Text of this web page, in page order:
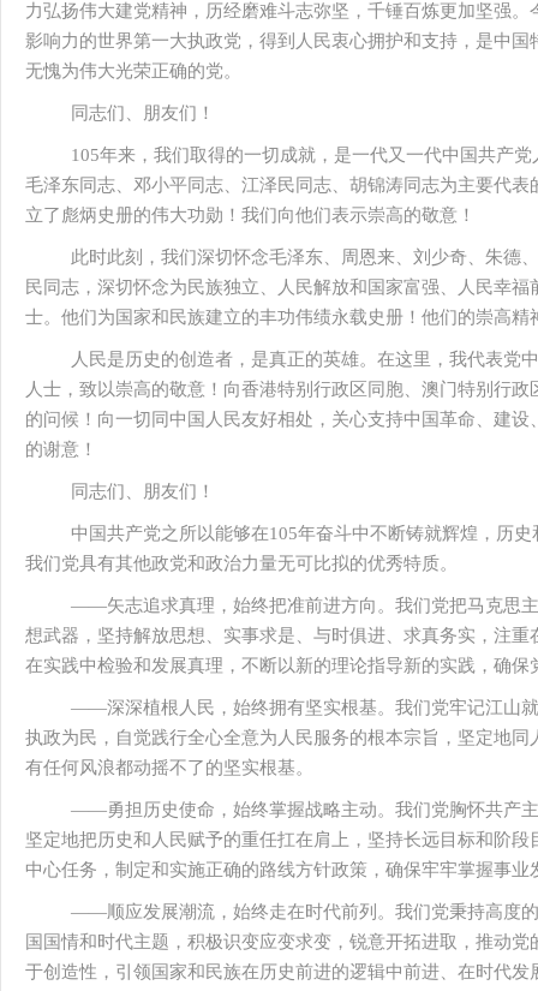
力弘扬伟大建党精神，历经磨难斗志弥坚，千锤百炼更加坚强
影响力的世界第一大执政党，得到人民衷心拥护和支持，是中
无愧为伟大光荣正确的党。
同志们、朋友们！
105年来，我们取得的一切成就，是一代又一代中国共产
毛泽东同志、邓小平同志、江泽民同志、胡锦涛同志为主要代
立了彪炳史册的伟大功勋！我们向他们表示崇高的敬意！
此时此刻，我们深切怀念毛泽东、周恩来、刘少奇、朱德
民同志，深切怀念为民族独立、人民解放和国家富强、人民幸
士。他们为国家和民族建立的丰功伟绩永载史册！他们的崇高
人民是历史的创造者，是真正的英雄。在这里，我代表党
人士，致以崇高的敬意！向香港特别行政区同胞、澳门特别行
的问候！向一切同中国人民友好相处，关心支持中国革命、建
的谢意！
同志们、朋友们！
中国共产党之所以能够在105年奋斗中不断铸就辉煌，历
我们党具有其他政党和政治力量无可比拟的优秀特质。
——矢志追求真理，始终把准前进方向。我们党把马克思
想武器，坚持解放思想、实事求是、与时俱进、求真务实，注
在实践中检验和发展真理，不断以新的理论指导新的实践，确
——深深植根人民，始终拥有坚实根基。我们党牢记江山
执政为民，自觉践行全心全意为人民服务的根本宗旨，坚定地
有任何风浪都动摇不了的坚实根基。
——勇担历史使命，始终掌握战略主动。我们党胸怀共产
坚定地把历史和人民赋予的重任扛在肩上，坚持长远目标和阶
中心任务，制定和实施正确的路线方针政策，确保牢牢掌握事业
——顺应发展潮流，始终走在时代前列。我们党秉持高度
国国情和时代主题，积极识变应变求变，锐意开拓进取，推动
于创造性，引领国家和民族在历史前进的逻辑中前进、在时代